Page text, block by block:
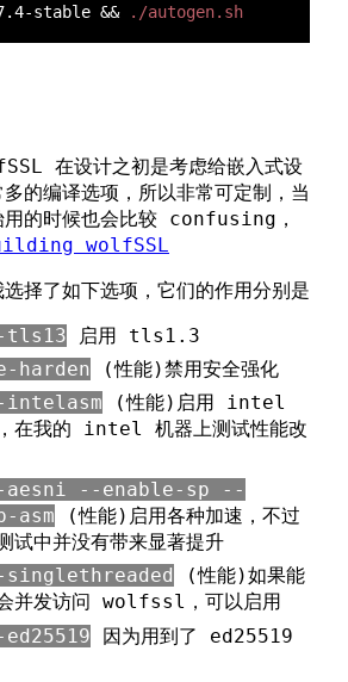
stable &&
在设计之初是考虑给嵌入式设
的编译选项，所以非常可定制，当
用的时候也会比较 confusing，
wolfSSL
择了如下选项，它们的作用分别是
tls13 启用 tls1.3
harden (性能)禁用安全强化
(性能)启用 intel
在我的 intel 机器上测试性能改
aesni --enable-sp --
asm (性能)启用各种加速，不过
试中并没有带来显著提升
(性能)如果能
并发访问 wolfssl，可以启用
因为用到了 ed25519